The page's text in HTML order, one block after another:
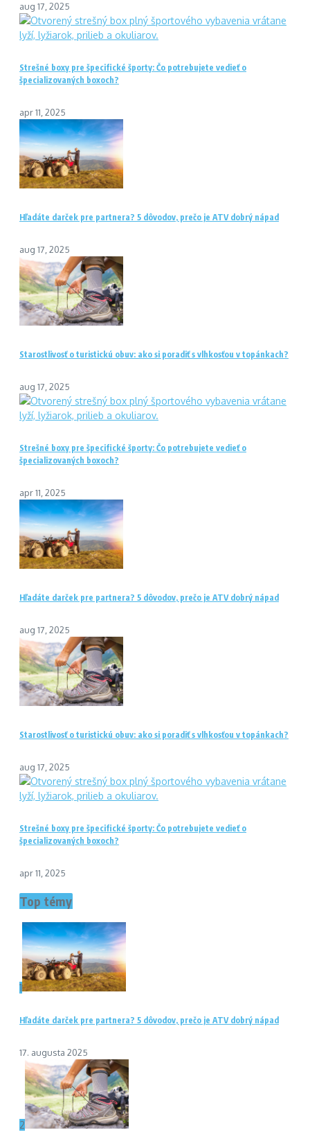
aug 17, 2025
Strešné boxy pre špecifické športy: Čo potrebujete vedieť o
špecializovaných boxoch?
apr 11, 2025
Hľadáte darček pre partnera? 5 dôvodov, prečo je ATV dobrý nápad
aug 17, 2025
Starostlivosť o turistickú obuv: ako si poradiť s vlhkosťou v topánkach?
aug 17, 2025
Strešné boxy pre špecifické športy: Čo potrebujete vedieť o
špecializovaných boxoch?
apr 11, 2025
Hľadáte darček pre partnera? 5 dôvodov, prečo je ATV dobrý nápad
aug 17, 2025
Starostlivosť o turistickú obuv: ako si poradiť s vlhkosťou v topánkach?
aug 17, 2025
Strešné boxy pre špecifické športy: Čo potrebujete vedieť o
špecializovaných boxoch?
apr 11, 2025
Top témy
1
Hľadáte darček pre partnera? 5 dôvodov, prečo je ATV dobrý nápad
17. augusta 2025
2